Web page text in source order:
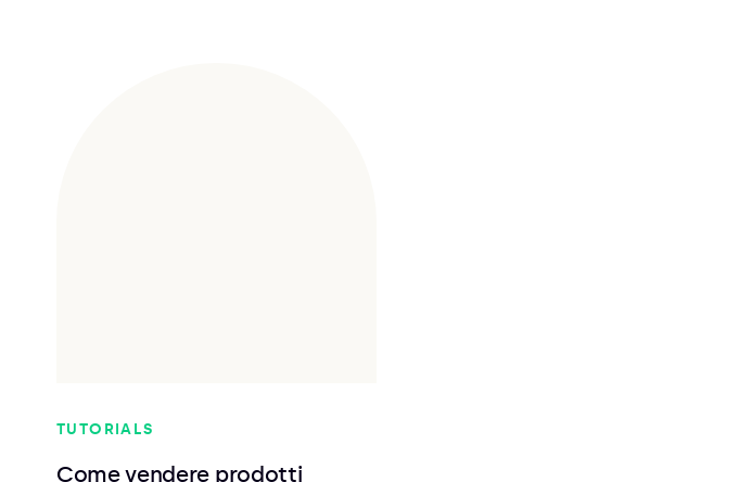
TUTORIALS
Come vendere prodotti